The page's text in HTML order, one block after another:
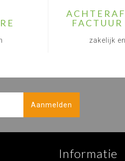
zakelijk
Aanmelden
Informatie